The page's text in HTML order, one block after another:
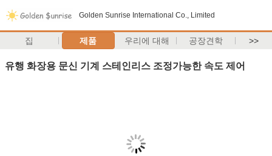
Golden Sunrise International Co., Limited
집 제품 우리에 대해 공장견학 >>
유행 화장용 문신 기계 스테인리스 조정가능한 속도 제어